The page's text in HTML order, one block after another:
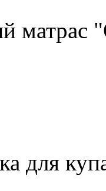
для